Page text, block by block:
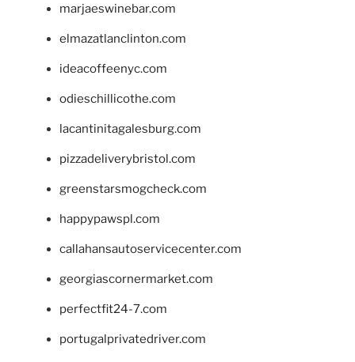
marjaeswinebar.com
elmazatlanclinton.com
ideacoffeenyc.com
odieschillicothe.com
lacantinitagalesburg.com
pizzadeliverybristol.com
greenstarsmogcheck.com
happypawspl.com
callahansautoservicecenter.com
georgiascornermarket.com
perfectfit24-7.com
portugalprivatedriver.com